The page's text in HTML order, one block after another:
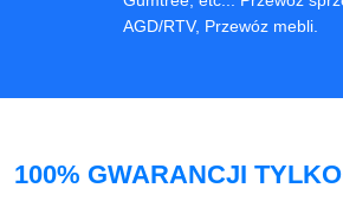
AGD/RTV, Przewóz mebli.
100% GWARANCJI